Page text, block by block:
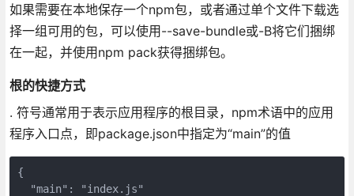
如果需要在本地保存一个npm包，或者通过单个文件下载选
择一组可用的包，可以使用--save-bundle或-B将它们捆绑
在一起，并使用npm pack获得捆绑包。
根的快捷方式
. 符号通常用于表示应用程序的根目录，npm术语中的应用
程序入口点，即package.json中指定为“main”的值
{
  "main": "index.js"